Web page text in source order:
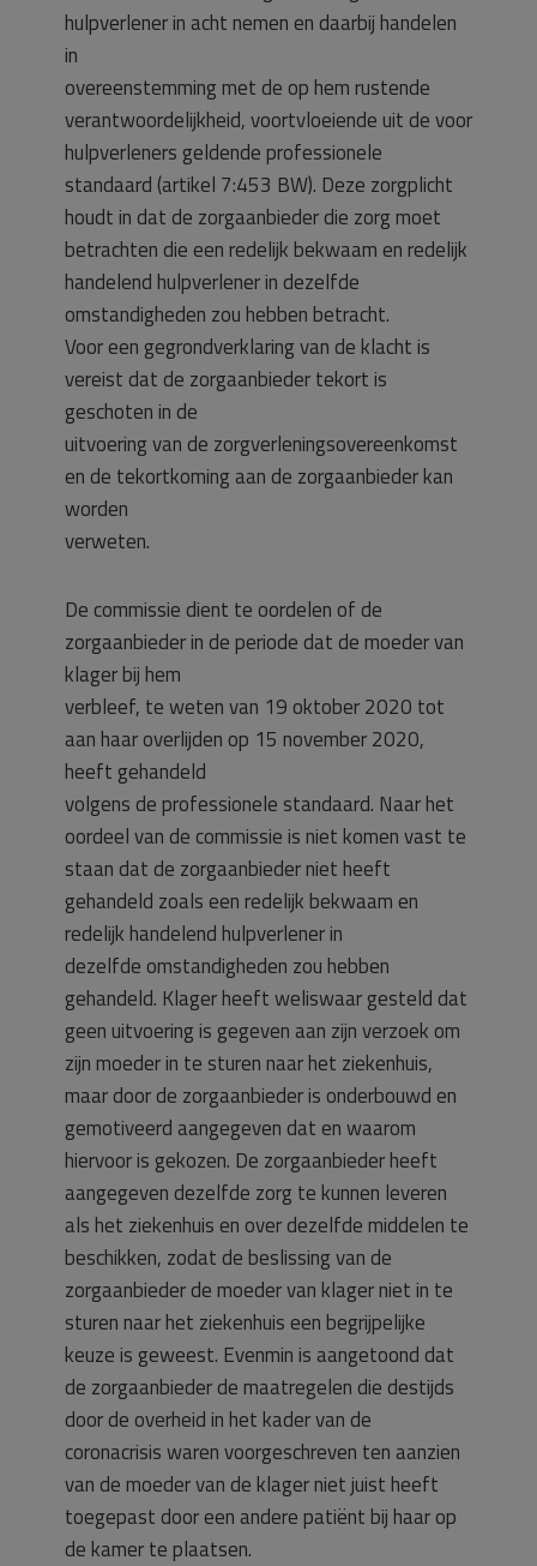
hulpverlener in acht nemen en daarbij handelen
in
overeenstemming met de op hem rustende
verantwoordelijkheid, voortvloeiende uit de voor
hulpverleners geldende professionele
standaard (artikel 7:453 BW). Deze zorgplicht
houdt in dat de zorgaanbieder die zorg moet
betrachten die een redelijk bekwaam en redelijk
handelend hulpverlener in dezelfde
omstandigheden zou hebben betracht.
Voor een gegrondverklaring van de klacht is
vereist dat de zorgaanbieder tekort is
geschoten in de
uitvoering van de zorgverleningsovereenkomst
en de tekortkoming aan de zorgaanbieder kan
worden
verweten.
De commissie dient te oordelen of de
zorgaanbieder in de periode dat de moeder van
klager bij hem
verbleef, te weten van 19 oktober 2020 tot
aan haar overlijden op 15 november 2020,
heeft gehandeld
volgens de professionele standaard. Naar het
oordeel van de commissie is niet komen vast te
staan dat de zorgaanbieder niet heeft
gehandeld zoals een redelijk bekwaam en
redelijk handelend hulpverlener in
dezelfde omstandigheden zou hebben
gehandeld. Klager heeft weliswaar gesteld dat
geen uitvoering is gegeven aan zijn verzoek om
zijn moeder in te sturen naar het ziekenhuis,
maar door de zorgaanbieder is onderbouwd en
gemotiveerd aangegeven dat en waarom
hiervoor is gekozen. De zorgaanbieder heeft
aangegeven dezelfde zorg te kunnen leveren
als het ziekenhuis en over dezelfde middelen te
beschikken, zodat de beslissing van de
zorgaanbieder de moeder van klager niet in te
sturen naar het ziekenhuis een begrijpelijke
keuze is geweest. Evenmin is aangetoond dat
de zorgaanbieder de maatregelen die destijds
door de overheid in het kader van de
coronacrisis waren voorgeschreven ten aanzien
van de moeder van de klager niet juist heeft
toegepast door een andere patiënt bij haar op
de kamer te plaatsen.